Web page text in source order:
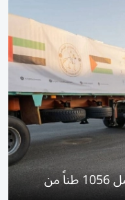
دخول 5 قوافل إماراتية إلى غزة تحمل 1056 طناً من